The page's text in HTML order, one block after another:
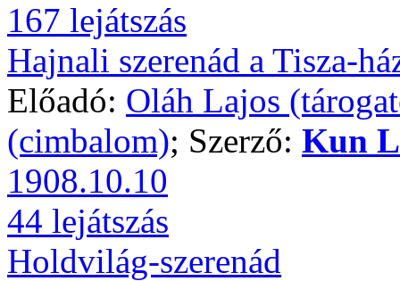
167 lejátszás
Hajnali szerenád a Tisza-
Előadó: Oláh Lajos
(cimbalom); Szerző: Kun
1908.10.10
44 lejátszás
Holdvilág-szerenád